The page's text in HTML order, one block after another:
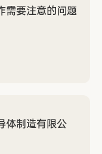
需要注意的问题
体制造有限公